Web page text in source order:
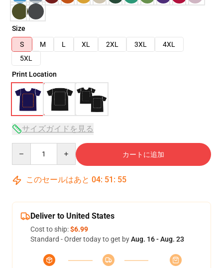
Size
S
M L XL 2XL 3XL
4XL
5XL
Print Location
サイズガイドを見る
カートに追加
このセールはあと 04: 51 : 54
Deliver to United States
Cost to ship:$6.99
Standard - Order today to get byAug. 16 - Aug. 23